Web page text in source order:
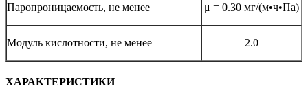
Паропроницаемость, не менее μ = 0.30 мг/(м•ч•Па)
Модуль кислотности, не менее 2.0
ХАРАКТЕРИСТИКИ